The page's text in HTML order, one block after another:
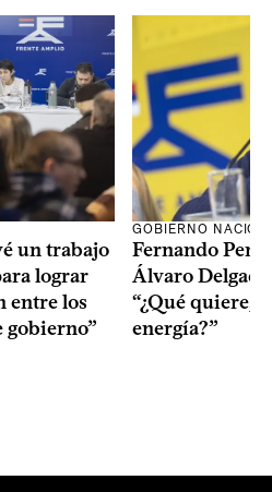
un trabajo
lograr
entre los
gobierno”
GOBIERNO
Fernando
Álvaro
“¿Qué quiere,
energía?”